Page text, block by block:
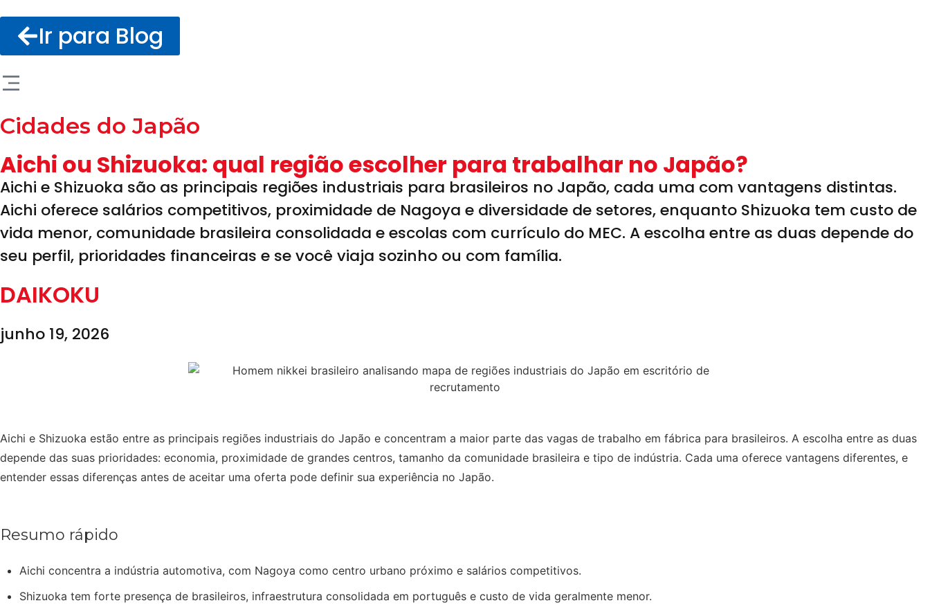
Ir para Blog
Cidades do Japão
Aichi ou Shizuoka: qual região escolher para trabalhar no Japão?
Aichi e Shizuoka são as principais regiões industriais para brasileiros no Japão, cada uma com vantagens distintas.
Aichi oferece salários competitivos, proximidade de Nagoya e diversidade de setores, enquanto Shizuoka tem custo de
vida menor, comunidade brasileira consolidada e escolas com currículo do MEC. A escolha entre as duas depende do
seu perfil, prioridades financeiras e se você viaja sozinho ou com família.
DAIKOKU
junho 19, 2026
Aichi e Shizuoka estão entre as principais regiões industriais do Japão e concentram a maior parte das vagas de trabalho em fábrica para brasileiros. A escolha entre as duas
depende das suas prioridades: economia, proximidade de grandes centros, tamanho da comunidade brasileira e tipo de indústria. Cada uma oferece vantagens diferentes, e
entender essas diferenças antes de aceitar uma oferta pode definir sua experiência no Japão.
Resumo rápido
Aichi concentra a indústria automotiva, com Nagoya como centro urbano próximo e salários competitivos.
Shizuoka tem forte presença de brasileiros, infraestrutura consolidada em português e custo de vida geralmente menor.